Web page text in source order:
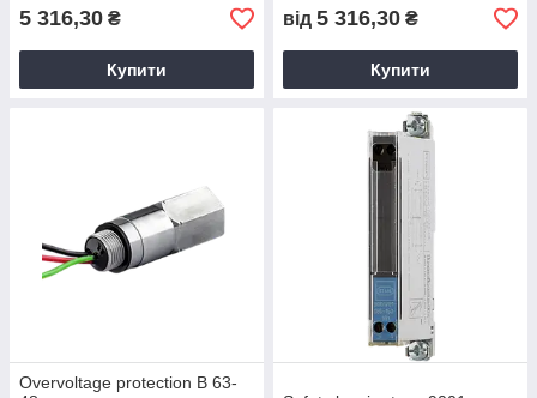
5 316,30 ₴
Купити
від 5 316,30 ₴
Купити
Overvoltage protection B 63-